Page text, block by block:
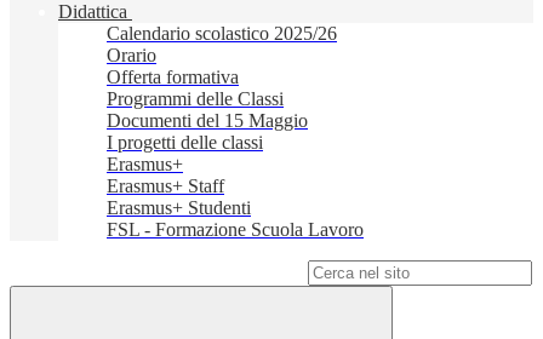
Didattica
Calendario scolastico 2025/26
Orario
Offerta formativa
Programmi delle Classi
Documenti del 15 Maggio
I progetti delle classi
Erasmus+
Erasmus+ Staff
Erasmus+ Studenti
FSL - Formazione Scuola Lavoro